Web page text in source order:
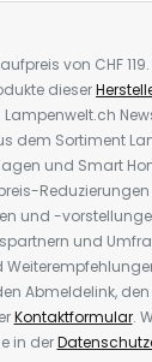
von CHF
dieser
Lampenwelt.ch
dem Sortiment
und Smart
und -
und
Abmeldelink,
Kontaktformular.
in der